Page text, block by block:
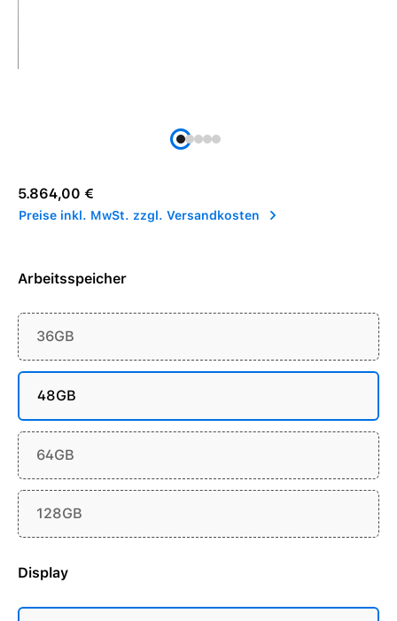
Regulärer Preis:
5.864,00 €
Preise inkl. MwSt. zzgl. Versandkosten
Arbeitsspeicher
36GB
48GB
64GB
128GB
Display